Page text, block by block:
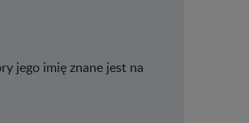
jego imię znane jest na